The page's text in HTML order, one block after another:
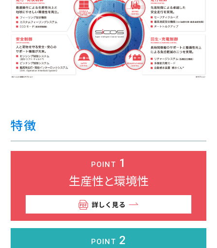
特徴
POINT 1
生産性と環境性
詳しく見る
POINT 2